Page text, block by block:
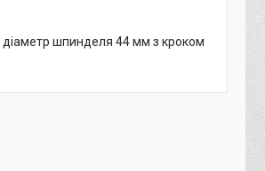
діаметр шпинделя 44 мм з кроком